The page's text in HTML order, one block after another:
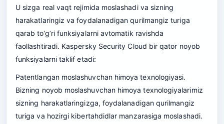
U sizga real vaqt rejimida moslashadi va sizning
harakatlaringiz va foydalanadigan qurilmangiz turiga
qarab to’g’ri funksiyalarni avtomatik ravishda
faollashtiradi. Kaspersky Security Cloud bir qator noyob
funksiyalarni taklif etadi:
Patentlangan moslashuvchan himoya texnologiyasi.
Bizning noyob moslashuvchan himoya texnologiyalarimiz
sizning harakatlaringizga, foydalanadigan qurilmangiz
turiga va hozirgi kibertahdidlar manzarasiga moslashadi.